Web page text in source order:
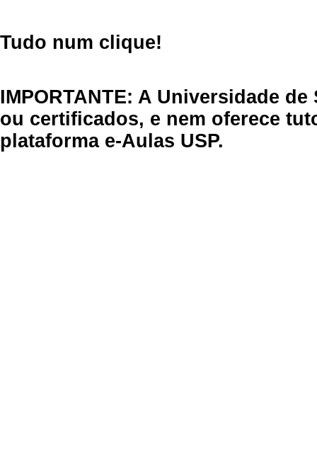
Tudo num clique!
IMPORTANTE: A Universidade
ou certificados, e nem oferece
plataforma e-Aulas USP.